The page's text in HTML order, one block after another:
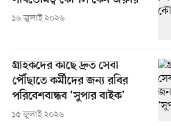
১৬ জুলাই ২০২৬
গ্রাহকদের কাছে দ্রুত সেবা
পৌঁছাতে কর্মীদের জন্য রবির
পরিবেশবান্ধব ‘সুপার বাইক’
১৫ জুলাই ২০২৬